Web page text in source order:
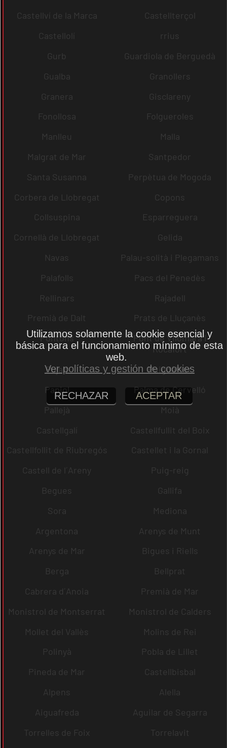
Castellví de la Marca
Castellterçol
Castellolí
rrius
Gurb
Guardiola de Berguedà
Gualba
Granollers
Granera
Gisclareny
Fonollosa
Folgueroles
Manlleu
Malla
Malgrat de Mar
Santpedor
Santa Susanna
Perpètua de Mogoda
Corbera de Llobregat
Copons
Collsuspina
Esparreguera
Cornellà de Llobregat
Gelida
Navas
Palau-solità i Plegamans
Palafolls
Pacs del Penedès
Rellinars
Rajadell
Premià de Dalt
Prats de Lluçanès
Pontons
Pont de Vilomara i
Rocafort
Pujalt
Puigdàlber
Papiol
Palma de Cervelló
Pallejà
Moià
Castellgalí
Castellfullit del Boix
Castellfollit de Riubregós
Castellet i la Gornal
Castell de l´Areny
Puig-reig
Begues
Gallifa
Sora
Mediona
Argentona
Arenys de Munt
Arenys de Mar
Bigues i Riells
Berga
Bellprat
Cabrera d´Anoia
Premià de Mar
Monistrol de Montserrat
Monistrol de Calders
Mollet del Vallès
Molins de Rei
Polinyà
Pobla de Lillet
Pineda de Mar
Castellbisbal
Alpens
Alella
Aiguafreda
Aguilar de Segarra
Torrelles de Foix
Torrelavit
Utilizamos solamente la cookie esencial y
básica para el funcionamiento mínimo de esta
web.
Ver políticas y gestión de cookies
RECHAZAR ACEPTAR